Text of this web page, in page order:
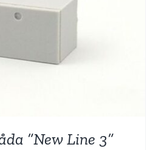
”New Line 3”